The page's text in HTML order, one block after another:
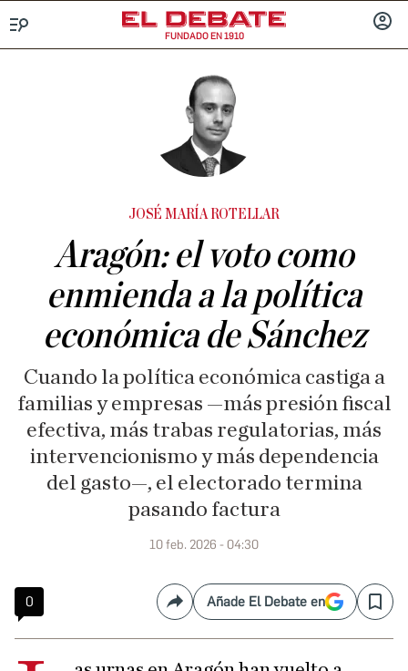
FUNDADO EN 1910
JOSÉ MARÍA ROTELLAR
Aragón: el voto como
enmienda a la política
económica de Sánchez
Cuando la política económica castiga a
familias y empresas —más presión fiscal
efectiva, más trabas regulatorias, más
intervencionismo y más dependencia
del gasto—, el electorado termina
pasando factura
10 feb. 2026 - 04:30
0 CompartirAñade El Debate en Save